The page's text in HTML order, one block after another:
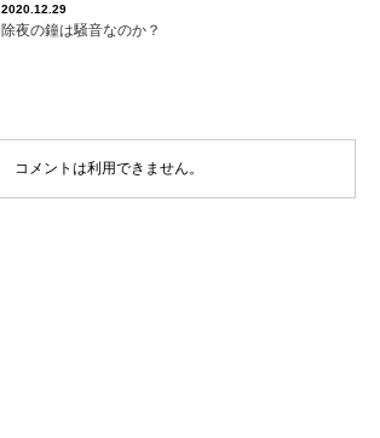
2020.12.29
除夜の鐘は騒音なのか？
コメントは利用できません。